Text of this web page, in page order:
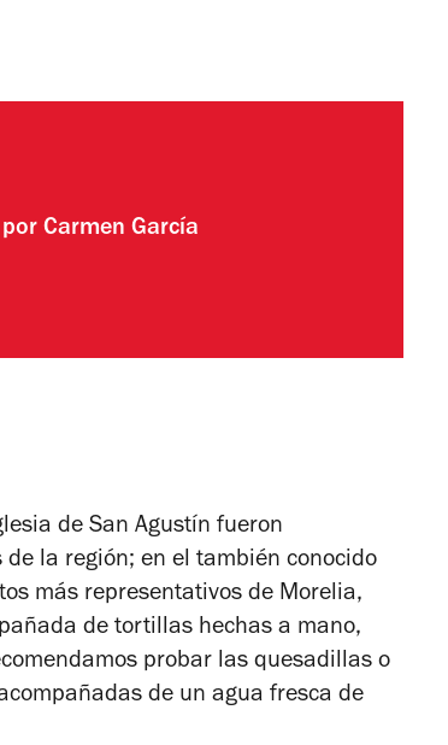
porCarmen García
de San Agustín fueron
la región; en el también conocido
más representativos de Morelia,
de tortillas hechas a mano,
probar las quesadillas o
de un agua fresca de